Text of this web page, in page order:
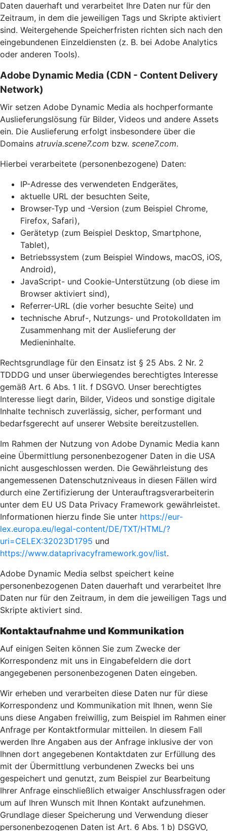
Daten dauerhaft und verarbeitet Ihre Daten nur für den
Zeitraum, in dem die jeweiligen Tags und Skripte aktiviert
sind. Weitergehende Speicherfristen richten sich nach den
eingebundenen Einzeldiensten (z. B. bei Adobe Analytics
oder anderen Tools).
Adobe Dynamic Media (CDN - Content Delivery
Network)
Wir setzen Adobe Dynamic Media als hochperformante
Auslieferungslösung für Bilder, Videos und andere Assets
ein. Die Auslieferung erfolgt insbesondere über die
Domains atruvia.scene7.com bzw. scene7.com.
Hierbei verarbeitete (personenbezogene) Daten:
IP-Adresse des verwendeten Endgerätes,
aktuelle URL der besuchten Seite,
Browser-Typ und -Version (zum Beispiel Chrome,
Firefox, Safari),
Gerätetyp (zum Beispiel Desktop, Smartphone,
Tablet),
Betriebssystem (zum Beispiel Windows, macOS, iOS,
Android),
JavaScript- und Cookie-Unterstützung (ob diese im
Browser aktiviert sind),
Referrer-URL (die vorher besuchte Seite) und
technische Abruf-, Nutzungs- und Protokolldaten im
Zusammenhang mit der Auslieferung der
Medieninhalte.
Rechtsgrundlage für den Einsatz ist § 25 Abs. 2 Nr. 2
TDDDG und unser überwiegendes berechtigtes Interesse
gemäß Art. 6 Abs. 1 lit. f DSGVO. Unser berechtigtes
Interesse liegt darin, Bilder, Videos und sonstige digitale
Inhalte technisch zuverlässig, sicher, performant und
bedarfsgerecht auf unserer Website bereitzustellen.
Im Rahmen der Nutzung von Adobe Dynamic Media kann
eine Übermittlung personenbezogener Daten in die USA
nicht ausgeschlossen werden. Die Gewährleistung des
angemessenen Datenschutzniveaus in diesen Fällen wird
durch eine Zertifizierung der Unterauftragsverarbeiterin
unter dem EU US Data Privacy Framework gewährleistet.
Informationen hierzu finde Sie unter https://eur-
lex.europa.eu/legal-content/DE/TXT/HTML/?
uri=CELEX:32023D1795 und
https://www.dataprivacyframework.gov/list.
Adobe Dynamic Media selbst speichert keine
personenbezogenen Daten dauerhaft und verarbeitet Ihre
Daten nur für den Zeitraum, in dem die jeweiligen Tags und
Skripte aktiviert sind.
Kontaktaufnahme und Kommunikation
Auf einigen Seiten können Sie zum Zwecke der
Korrespondenz mit uns in Eingabefeldern die dort
angegebenen personenbezogenen Daten eingeben.
Wir erheben und verarbeiten diese Daten nur für diese
Korrespondenz und Kommunikation mit Ihnen, wenn Sie
uns diese Angaben freiwillig, zum Beispiel im Rahmen einer
Anfrage per Kontaktformular mitteilen. In diesem Fall
werden Ihre Angaben aus der Anfrage inklusive der von
Ihnen dort angegebenen Kontaktdaten zur Erfüllung des
mit der Übermittlung verbundenen Zwecks bei uns
gespeichert und genutzt, zum Beispiel zur Bearbeitung
Ihrer Anfrage einschließlich etwaiger Anschlussfragen oder
um auf Ihren Wunsch mit Ihnen Kontakt aufzunehmen.
Grundlage dieser Speicherung und Verwendung dieser
personenbezogenen Daten ist Art. 6 Abs. 1 b) DSGVO,